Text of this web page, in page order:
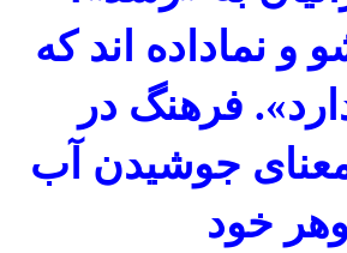
و نماداده اند که
. فرهنگ در
معنای جوشیدن آب
خود